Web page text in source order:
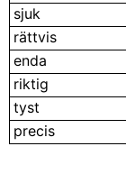
sjuk
rättvis
enda
riktig
tyst
precis